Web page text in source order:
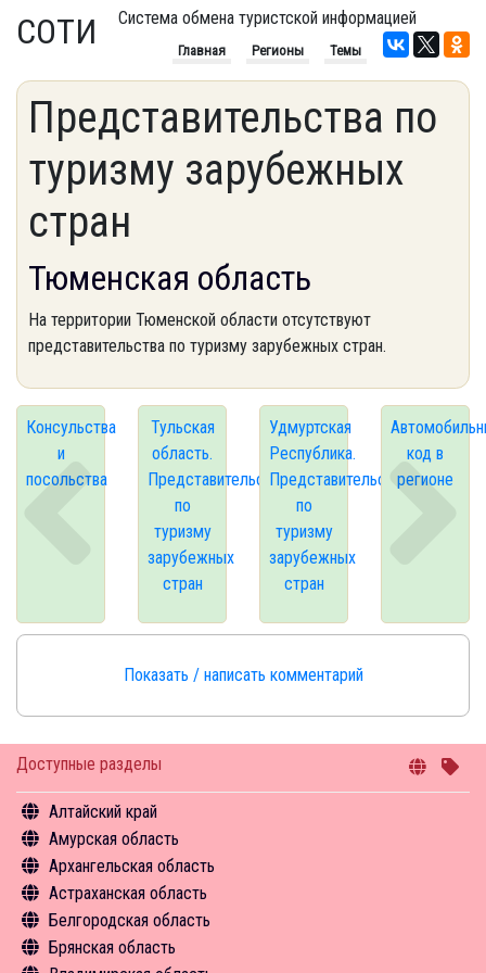
СОТИ Система обмена туристской информацией
Главная Регионы Темы
Доступные разделы
Алтайский край
Общая информация
Объекты туристского притяжения
Инфрастуктура туризма
Туризм в цифрах
Чем заняться
Амурская область
Общая информация
Объекты туристского притяжения
Инфрастуктура туризма
Туризм в цифрах
Архангельская область
Общая информация
Объекты туристского притяжения
Инфрастуктура туризма
Астраханская область
Общая информация
Объекты туристского притяжения
Белгородская область
Общая информация
Брянская область
Представительства по
туризму зарубежных
стран
Тюменская область
На территории Тюменской области отсутствуют
представительства по туризму зарубежных стран.
Консульства
и
посольства
Тульская
область.
Представительства
по
туризму
зарубежных
стран
Удмуртская
Республика.
Представительства
по
туризму
зарубежных
стран
код в
регионе
Показать / написать комментарий